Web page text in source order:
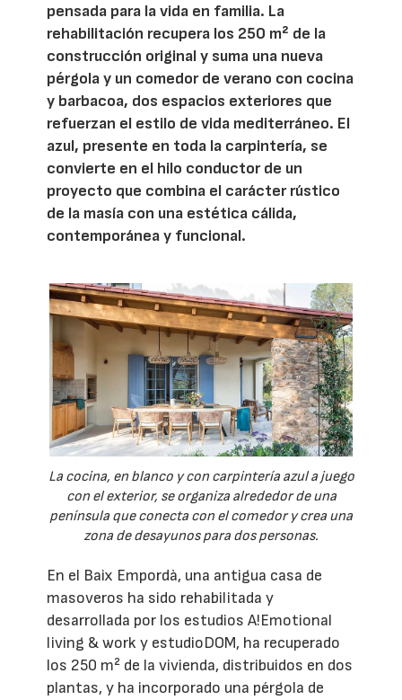
pensada para la vida en familia. La
rehabilitación recupera los 250 m² de la
construcción original y suma una nueva
pérgola y un comedor de verano con cocina
y barbacoa, dos espacios exteriores que
refuerzan el estilo de vida mediterráneo. El
azul, presente en toda la carpintería, se
convierte en el hilo conductor de un
proyecto que combina el carácter rústico
de la masía con una estética cálida,
contemporánea y funcional.
La cocina, en blanco y con carpintería azul a juego
con el exterior, se organiza alrededor de una
península que conecta con el comedor y crea una
zona de desayunos para dos personas.
En el Baix Empordà, una antigua casa de
masoveros ha sido rehabilitada y
desarrollada por los estudios A!Emotional
living & work y estudioDOM, ha recuperado
los 250 m² de la vivienda, distribuidos en dos
plantas, y ha incorporado una pérgola de